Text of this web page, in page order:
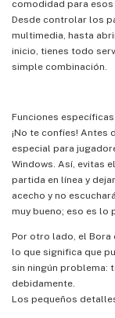
comodidad para
Desde controlar los
multimedia, hasta
inicio, tienes todo
simple combinación.
Funciones
¡No te confíes! Antes
especial para
Windows. Así, evitas
partida en línea y
acecho y no
muy bueno; eso es lo
Por otro lado, el
lo que significa que
sin ningún problema:
debidamente.
Los pequeños